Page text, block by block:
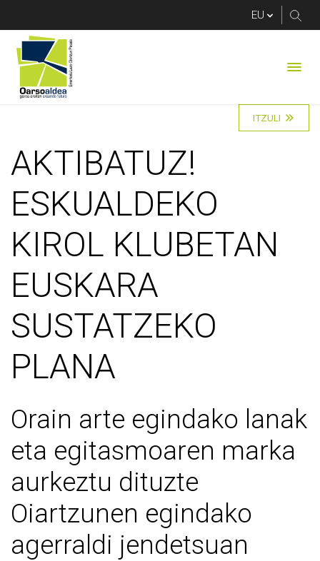
AKTIBATUZ! ITZULI
AKTIBATUZ!
ESKUALDEKO
KIROL KLUBETAN
EUSKARA
SUSTATZEKO
PLANA
Orain arte egindako lanak
eta egitasmoaren marka
aurkeztu dituzte
Oiartzunen egindako
agerraldi jendetsuan